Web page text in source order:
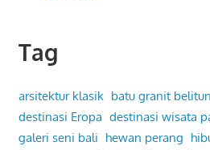
Tag
arsitektur klasik batu granit
destinasi Eropa destinasi wisata
galeri seni bali hewan perang